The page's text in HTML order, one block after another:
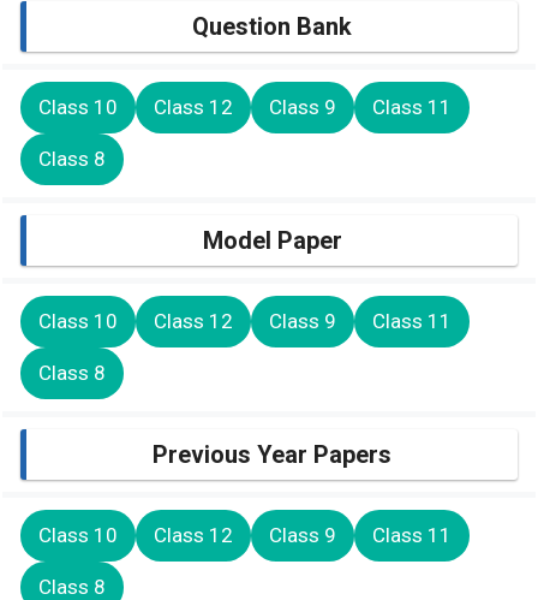
Question Bank
Class 10 Class 12 Class 9 Class 11
Class 8
Model Paper
Class 10 Class 12 Class 9 Class 11
Class 8
Previous Year Papers
Class 10 Class 12 Class 9 Class 11
Class 8